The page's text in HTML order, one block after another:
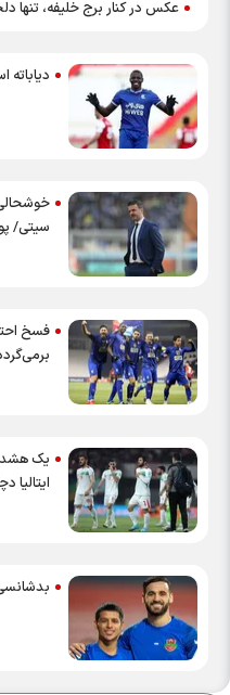
عکس در کنار برج خلیفه، تنها
دیاباته
خوشحالی
سیتی/
فسخ
برمی‌گردد؟
یک هشدار
ایتالیا
بدشانسی